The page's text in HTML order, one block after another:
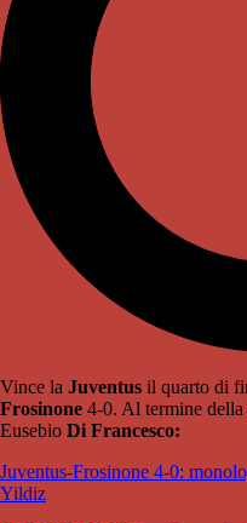
Vince la Juventus il quarto di
Frosinone 4-0. Al termine
Eusebio Di Francesco:
Juventus-Frosinone 4-0:
Yildiz